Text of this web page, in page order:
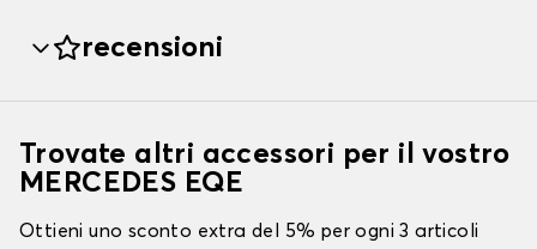
recensioni
Trovate altri accessori per il vostro
MERCEDES EQE
Ottieni uno sconto extra del 5% per ogni 3 articoli